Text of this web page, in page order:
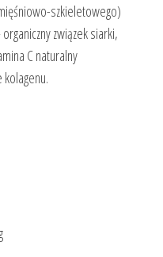
szkieletowego)
związek siarki,
C naturalny
kolagenu.